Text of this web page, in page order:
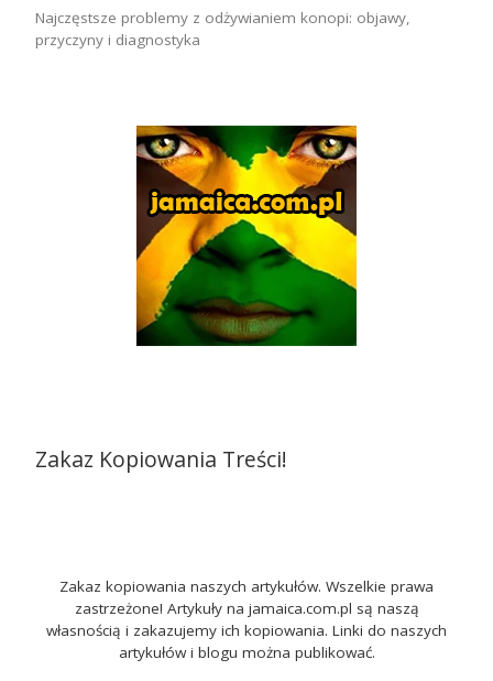
Najczęstsze problemy z odżywianiem konopi: objawy,
przyczyny i diagnostyka
Zakaz Kopiowania Treści!
Zakaz kopiowania naszych artykułów. Wszelkie prawa
zastrzeżone! Artykuły na jamaica.com.pl są naszą
własnością i zakazujemy ich kopiowania. Linki do naszych
artykułów i blogu można publikować.